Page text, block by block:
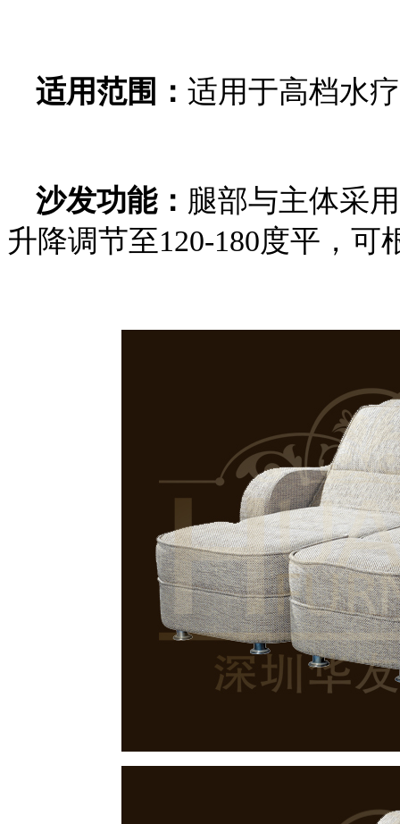
适用范围： 适用于高档水
沙发功能： 腿部与主体采
升降调节至120-180度平，